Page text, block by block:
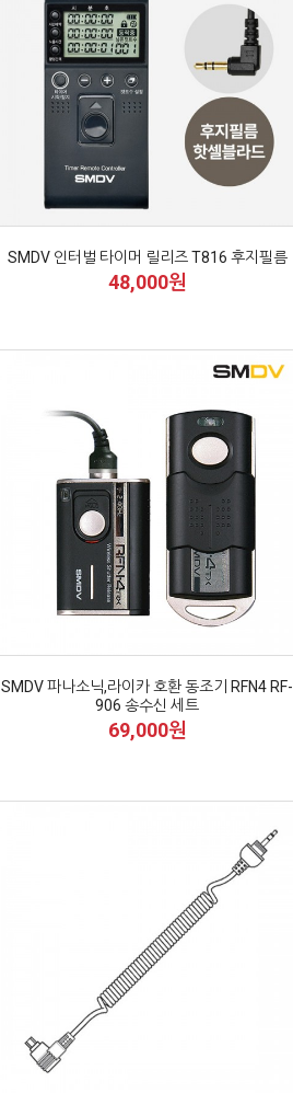
SMDV 인터벌 타이머 릴리즈 T816 후지필름
48,000원
SMDV 파나소닉,라이카 호환 동조기 RFN4 RF-
906 송수신 세트
69,000원